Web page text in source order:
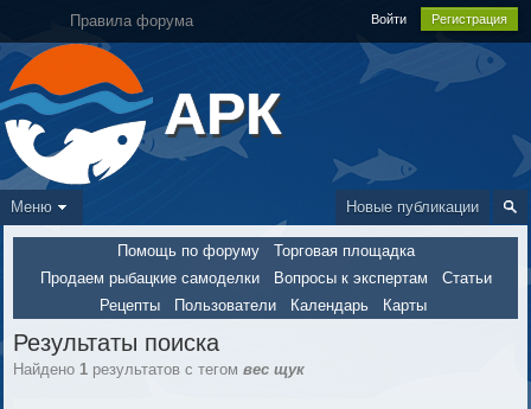
Правила форума Войти Регистрация
АРК
Новые публикации
Меню
Помощь по форуму
Торговая площадка
Продаем рыбацкие самоделки
Вопросы к экспертам
Статьи
Рецепты
Пользователи Календарь Карты
Результаты поиска
Найдено 1 результатов с тегомвес щук